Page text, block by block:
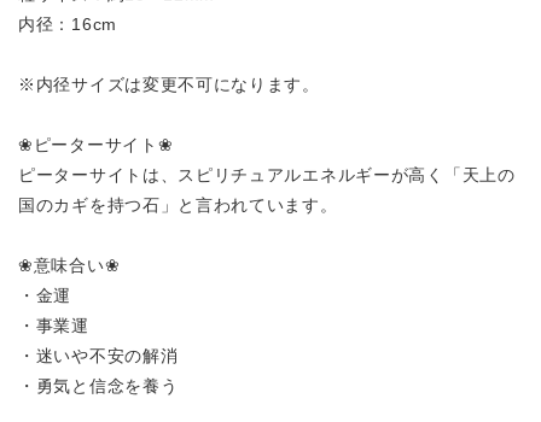
内径：16cm
※内径サイズは変更不可になります。
❀ピーターサイト❀
ピーターサイトは、スピリチュアルエネルギーが高く「天上の
国のカギを持つ石」と言われています。
❀意味合い❀
・金運
・事業運
・迷いや不安の解消
・勇気と信念を養う